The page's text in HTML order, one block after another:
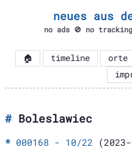
neues aus
no ads 🚫 no
🏠 timeline orte
Boleslawiec
000168 - 10/22